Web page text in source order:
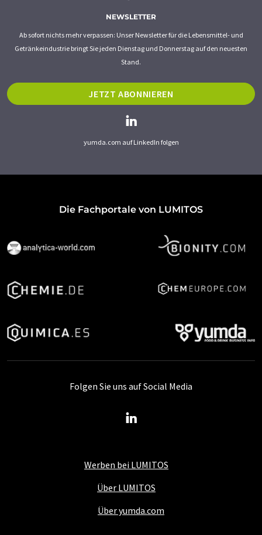
NEWSLETTER
Ab sofort nichts mehr verpassen: Unser Newsletter für die Lebensmittel- und
Getränkeindustrie bringt Sie jeden Dienstag und Donnerstag auf den neuesten
Stand.
JETZT ABONNIEREN
yumda.com auf LinkedIn folgen
Die Fachportale von LUMITOS
Werben bei LUMITOS
Über LUMITOS
Über yumda.com
Folgen Sie uns auf Social Media